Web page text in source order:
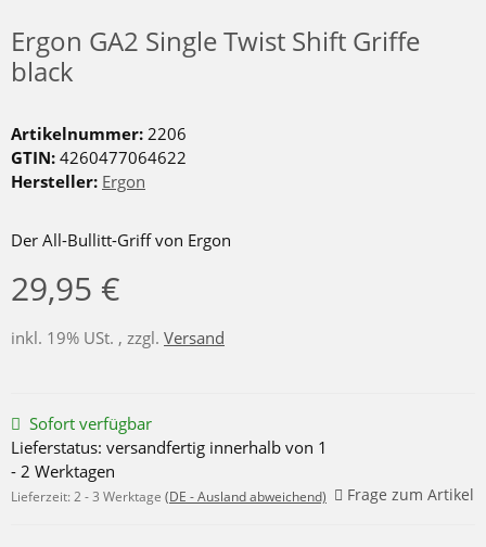
Ergon GA2 Single Twist Shift Griffe
black
Artikelnummer: 2206
GTIN: 4260477064622
Hersteller: Ergon
Der All-Bullitt-Griff von Ergon
29,95 €
inkl. 19% USt. , zzgl. Versand
Sofort verfügbar
Lieferstatus: versandfertig innerhalb von 1
- 2 Werktagen
Lieferzeit: 2 - 3 Werktage (DE - Ausland abweichend) Frage zum Artikel